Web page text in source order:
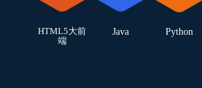
HTML5大前
端
Java Python